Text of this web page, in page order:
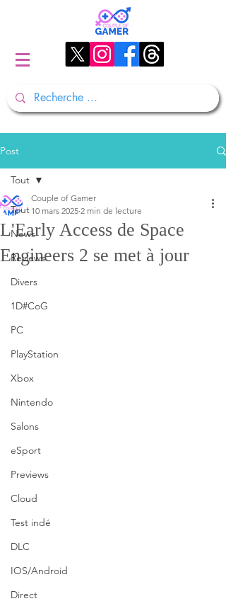
Post
Tout
News
Reviews
Divers
1D#CoG
PC
PlayStation
Xbox
Nintendo
Salons
eSport
Previews
Cloud
Test indé
DLC
IOS/Android
Direct
Tout
L'Early Access de Space
Engineers 2 se met à jour
Couple of Gamer
10 mars 2025 2 min de lecture